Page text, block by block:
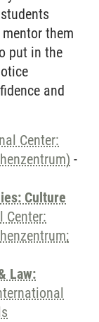
them
put in the
and
Center:
-
Culture
Center:
Law: